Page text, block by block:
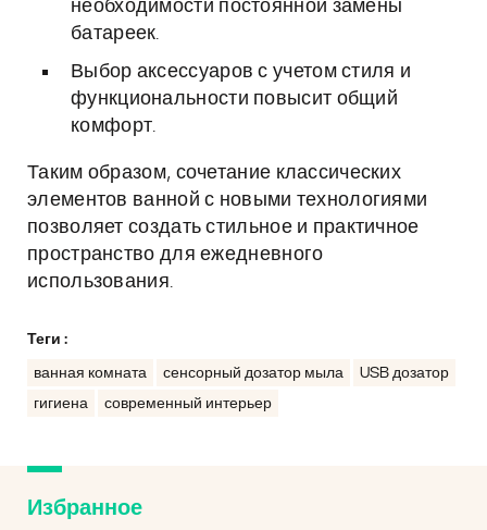
необходимости постоянной замены
батареек.
Выбор аксессуаров с учетом стиля и
функциональности повысит общий
комфорт.
Таким образом, сочетание классических
элементов ванной с новыми технологиями
позволяет создать стильное и практичное
пространство для ежедневного
использования.
Теги :
ванная комната сенсорный дозатор мыла
USB дозатор
гигиена
современный интерьер
Избранное